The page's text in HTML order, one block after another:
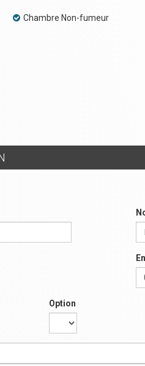
Chambre Non-fumeur
Option